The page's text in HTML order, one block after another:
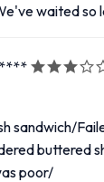
waited so
sandwich/
buttered
poor/